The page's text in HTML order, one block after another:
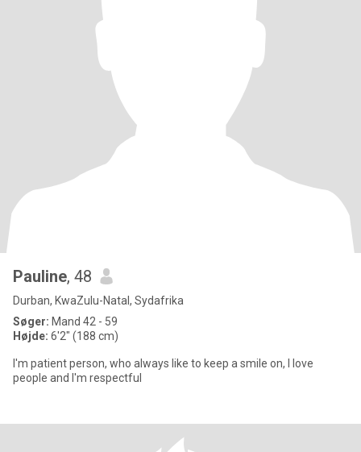
Pauline, 48
Durban, KwaZulu-Natal, Sydafrika
Søger: Mand 42 - 59
Højde: 6'2" (188 cm)
I'm patient person, who always like to keep a smile on, I love
people and I'm respectful